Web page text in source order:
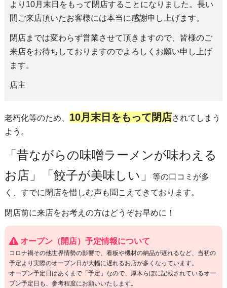
より10月末日をもって閉店することになりました。長い
間ご来店頂いたお客様には本当に感謝申し上げます。
閉店までは変わらず営業させて頂きますので、皆様のご
来店をお待ちしておりますのでよろしくお願い申し上げ
ます。
店主
老朽化等のため、 10月末日をもって閉店されてしまう
よう。
「昔ながらの味噌ラーメンが味わえる
お店」「餃子が美味しい」
等の口コミが多
く、すでに閉店を惜しむ声も聞こえてきております。
閉店前に来店をお考えの方はどうぞお早めに！
オープン（開店）予定情報について
コロナ禍その他世界情勢の影響で、看板や機材の納品が遅れるなど、当初の
予定より実際のオープン日が大幅に遅れるお店が多くなっています。
オープン予定日はあくまで「予定」なので、厚木らぼに記載されているオー
プン予定日も、参考程度にお願いいたします。